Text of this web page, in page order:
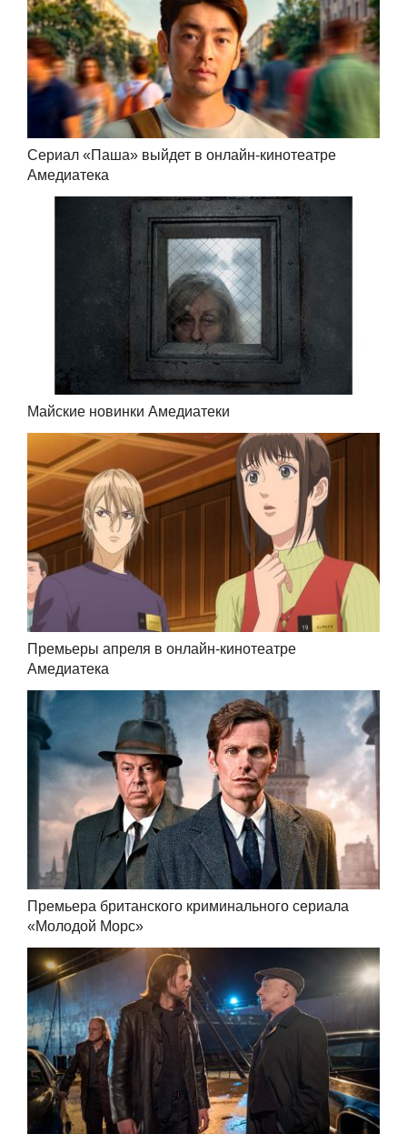
Сериал «Паша» выйдет в онлайн-кинотеатре
Амедиатека
Майские новинки Амедиатеки
Премьеры апреля в онлайн-кинотеатре
Амедиатека
Премьера британского криминального сериала
«Молодой Морс»